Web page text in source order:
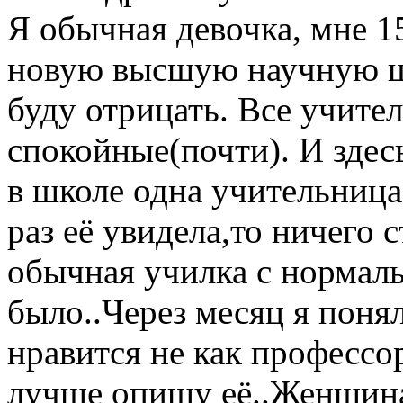
Я обычная девочка, мне
новую высшую научную
буду отрицать. Все
спокойные(почти). И
в школе одна
раз её увидела,то ничего
обычная училка с
было..Через месяц я
нравится не как
лучше опишу